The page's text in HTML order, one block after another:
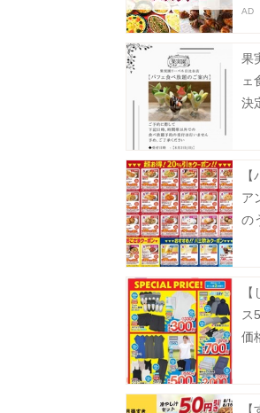
果
ェ
決
ア
の
ス
価